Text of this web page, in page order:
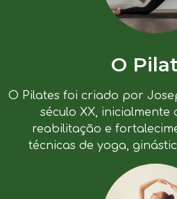
O
O Pilates foi criado por
século XX, inicialmente
reabilitação e
técnicas de yoga,